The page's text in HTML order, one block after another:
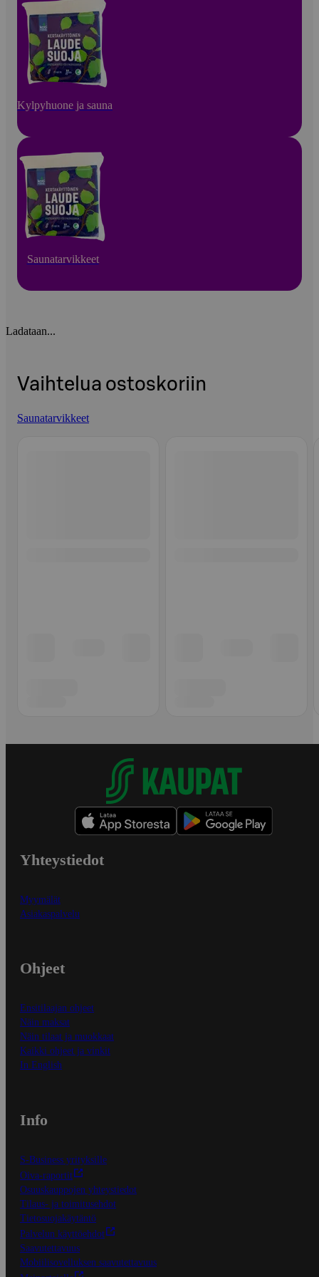
Kylpyhuone ja sauna
Saunatarvikkeet
Ladataan...
Vaihtelua ostoskoriin
Saunatarvikkeet
Yhteystiedot
Myymälät
Asiakaspalvelu
Ohjeet
Ensitilaajan ohjeet
Näin maksat
Näin tilaat ja muokkaat
Kaikki ohjeet ja vinkit
In English
Info
S-Business yrityksille
Oiva-raportit
Osuuskauppojen yhteystiedot
Tilaus- ja toimitusehdot
Tietosuojakäytäntö
Palvelun käyttöehdot
Saavutettavuus
Mobiilisovelluksen saavutettavuus